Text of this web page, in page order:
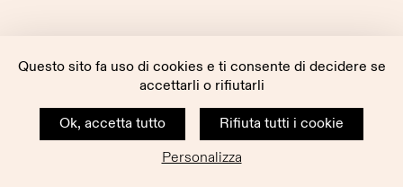
Questo sito fa uso di cookies e ti consente di decidere se
accettarli o rifiutarli
Ok, accetta tutto
Rifiuta tutti i cookie
Personalizza